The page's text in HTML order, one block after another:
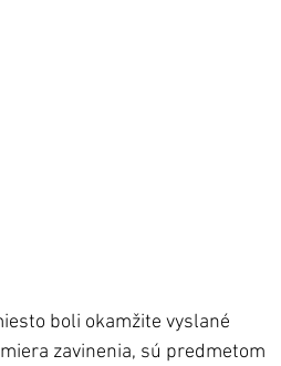
boli okamžite vyslané
zavinenia, sú predmetom